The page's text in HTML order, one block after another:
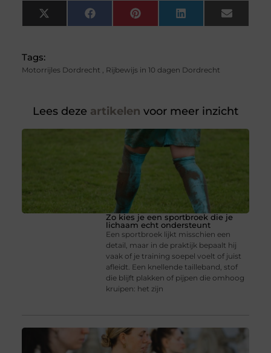
X
(Twitter)
FacebookPinterest LinkedIn Email
Tags:
Motorrijles Dordrecht , Rijbewijs in 10 dagen Dordrecht
Lees deze artikelen voor meer inzicht
Zo kies je een sportbroek die je
lichaam echt ondersteunt
Een sportbroek lijkt misschien een
detail, maar in de praktijk bepaalt hij
vaak of je training soepel voelt of juist
afleidt. Een knellende tailleband, stof
die blijft plakken of pijpen die omhoog
kruipen: het zijn